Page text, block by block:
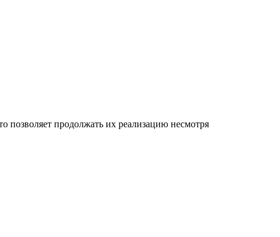
продолжать их реализацию несмотря